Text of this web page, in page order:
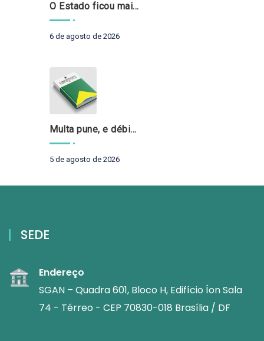
O Estado ficou mais complexo. O controle precisa acompanhar
6 de agosto de 2026
Multa pune, e débito recompõe. § 3º do art. 71 da Constituição: um problema de legística formal
5 de agosto de 2026
SEDE
Endereço
SGAN – Quadra 601, Bloco H, Edifício Íon Sala
74 - Térreo - CEP 70830-018 Brasília / DF